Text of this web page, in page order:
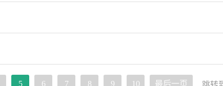
5 6 7 8 9 10 最后一页